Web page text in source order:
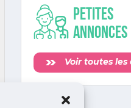
Petites
annonces
Voir toutes